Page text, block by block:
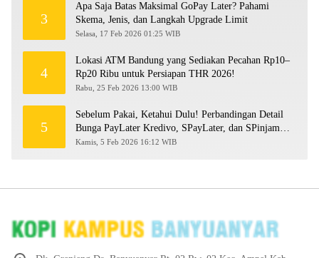
3
Apa Saja Batas Maksimal GoPay Later? Pahami
Skema, Jenis, dan Langkah Upgrade Limit
Selasa, 17 Feb 2026 01:25 WIB
4
Lokasi ATM Bandung yang Sediakan Pecahan Rp10–
Rp20 Ribu untuk Persiapan THR 2026!
Rabu, 25 Feb 2026 13:00 WIB
5
Sebelum Pakai, Ketahui Dulu! Perbandingan Detail
Bunga PayLater Kredivo, SPayLater, dan SPinjam
2026
Kamis, 5 Feb 2026 16:12 WIB